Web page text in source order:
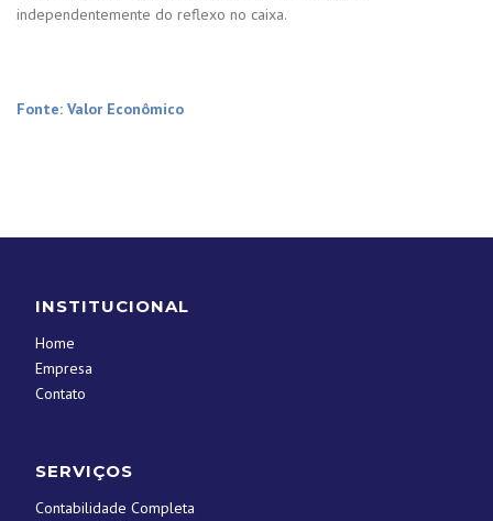
independentemente do reflexo no caixa.
Fonte: Valor Econômico
INSTITUCIONAL
Home
Empresa
Contato
SERVIÇOS
Contabilidade Completa